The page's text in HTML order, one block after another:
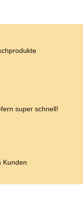
super schnell!
Kunden